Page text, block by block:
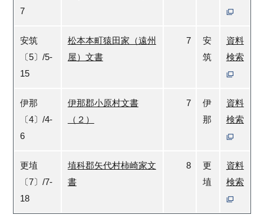
7
安筑
〔5〕/5-
15
松本本町猿田家（遠州
屋）文書
7
安
筑
資料
検索
伊那
〔4〕/4-
6
伊那郡小原村文書
（２）
7
伊
那
資料
検索
更埴
〔7〕/7-
18
埴科郡矢代村柿崎家文
書
8
更
埴
資料
検索